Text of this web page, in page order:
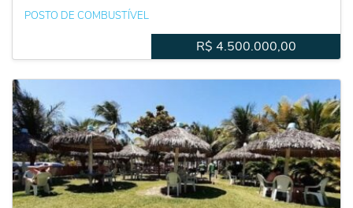
POSTO DE COMBUSTÍVEL
R$ 4.500.000,00